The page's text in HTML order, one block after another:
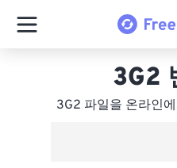
3G2
3G2 파일을 온라인